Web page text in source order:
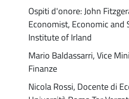
Ospiti d'onore: John
Economist, Economic and
Institute of Irland
Mario Baldassarri, Vice
Finanze
Nicola Rossi, Docente di